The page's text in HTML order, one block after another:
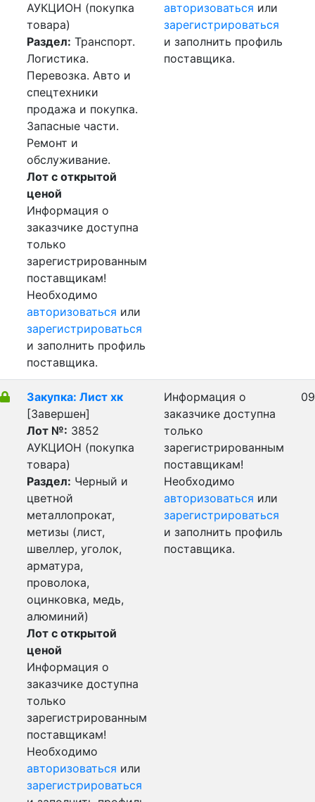
АУКЦИОН (покупка
товара)
Раздел: Транспорт.
Логистика.
Перевозка. Авто и
спецтехники
продажа и покупка.
Запасные части.
Ремонт и
обслуживание.
Лот с открытой
ценой
Информация о
заказчике доступна
только
зарегистрированным
поставщикам!
Необходимо
авторизоваться или
зарегистрироваться
и заполнить профиль
поставщика.
авторизоваться или
зарегистрироваться
и заполнить профиль
поставщика.
Закупка: Лист хк
[Завершен]
Лот №: 3852
АУКЦИОН (покупка
товара)
Раздел: Черный и
цветной
металлопрокат,
метизы (лист,
швеллер, уголок,
арматура,
проволока,
оцинковка, медь,
алюминий)
Лот с открытой
ценой
Информация о
заказчике доступна
только
зарегистрированным
поставщикам!
Необходимо
авторизоваться или
зарегистрироваться
Информация о
заказчике доступна
только
зарегистрированным
поставщикам!
Необходимо
авторизоваться или
зарегистрироваться
и заполнить профиль
поставщика.